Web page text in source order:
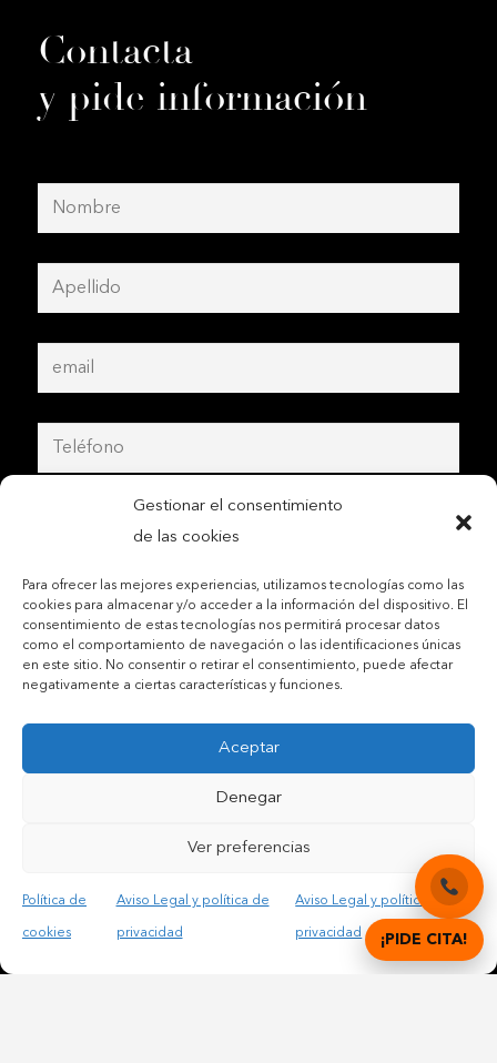
Gestionar el consentimiento
de las cookies
Para ofrecer las mejores experiencias, utilizamos tecnologías como las
cookies para almacenar y/o acceder a la información del dispositivo. El
consentimiento de estas tecnologías nos permitirá procesar datos
como el comportamiento de navegación o las identificaciones únicas
en este sitio. No consentir o retirar el consentimiento, puede afectar
negativamente a ciertas características y funciones.
Aceptar
Denegar
Ver preferencias
Política de
cookies
Aviso Legal y política de
privacidad
Aviso Legal y política de
privacidad
Contacta
y pide información
Contactar por teléfono móvil
Acepto las condiciones legales y la política de privacidad
¡PIDE CITA!